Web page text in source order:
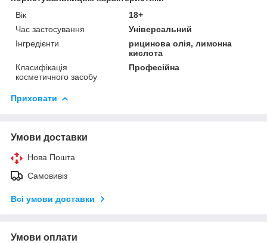
Вік
18+
Час застосування
Універсальний
Інгредієнти
рицинова олія, лимонна
кислота
Класифікація
косметичного засобу
Професійна
Приховати
Умови доставки
Нова Пошта
Самовивіз
Всі умови доставки
Умови оплати